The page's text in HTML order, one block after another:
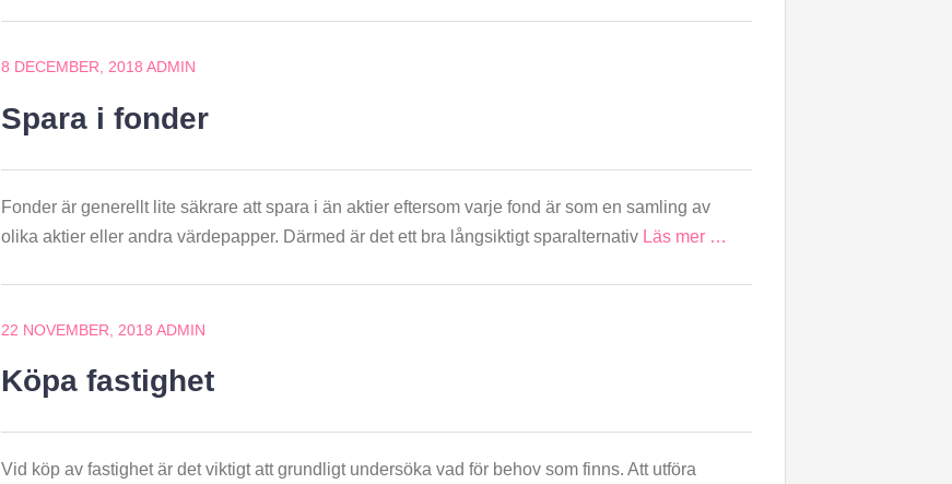
8 DECEMBER, 2018 ADMIN
Spara i fonder
Fonder är generellt lite säkrare att spara i än aktier eftersom varje fond är som en samling av
olika aktier eller andra värdepapper. Därmed är det ett bra långsiktigt sparalternativ Läs mer …
22 NOVEMBER, 2018 ADMIN
Köpa fastighet
Vid köp av fastighet är det viktigt att grundligt undersöka vad för behov som finns. Att utföra